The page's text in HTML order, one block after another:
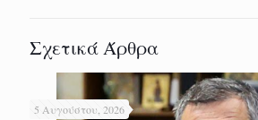
Σχετικά Άρθρα
5 Αυγούστου, 2026